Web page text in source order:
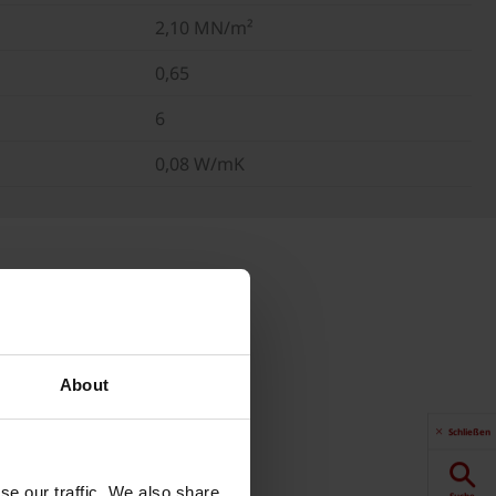
About
our traffic. We also share
2,10 MN/m²
0,65
6
0,08 W/mK
Schließen